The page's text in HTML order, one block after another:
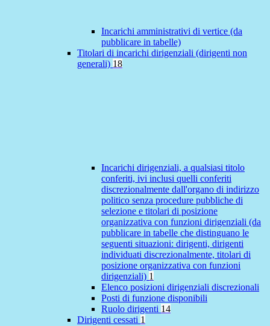
Incarichi amministrativi di vertice (da
pubblicare in tabelle)
Titolari di incarichi dirigenziali (dirigenti non
generali) 18
Incarichi dirigenziali, a qualsiasi titolo
conferiti, ivi inclusi quelli conferiti
discrezionalmente dall'organo di indirizzo
politico senza procedure pubbliche di
selezione e titolari di posizione
organizzativa con funzioni dirigenziali (da
pubblicare in tabelle che distinguano le
seguenti situazioni: dirigenti, dirigenti
individuati discrezionalmente, titolari di
posizione organizzativa con funzioni
dirigenziali) 1
Elenco posizioni dirigenziali discrezionali
Posti di funzione disponibili
Ruolo dirigenti 14
Dirigenti cessati 1